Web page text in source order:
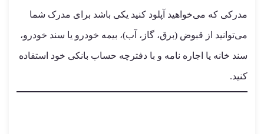
مدرکی که می‌خواهید آپلود کنید یکی باشد برای مدرک شما
می‌توانید از قبوض (برق، گاز، آب)، بیمه خودرو یا سند خودرو،
سند خانه یا اجاره نامه و با دفترچه حساب بانکی خود استفاده
کنید.